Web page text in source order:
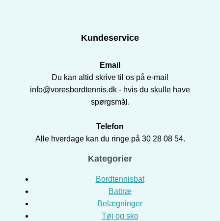
Kundeservice
Email
Du kan altid skrive til os på e-mail
info@voresbordtennis.dk - hvis du skulle have
spørgsmål.
Telefon
Alle hverdage kan du ringe på 30 28 08 54.
Kategorier
Bordtennisbat
Battræ
Belægninger
Tøj og sko